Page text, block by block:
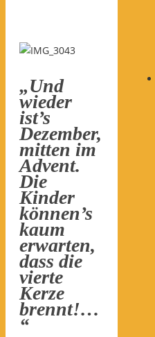
„Und
wieder
ist’s
Dezember,
mitten im
Advent.
Die
Kinder
können’s
kaum
erwarten,
dass die
vierte
Kerze
brennt!…
“